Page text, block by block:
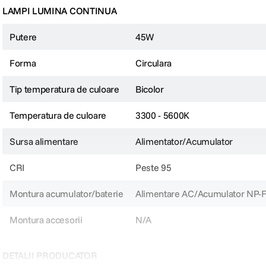
LAMPI LUMINA CONTINUA
Putere 45W
Forma Circulara
Tip temperatura de culoare Bicolor
Temperatura de culoare 3300 - 5600K
Sursa alimentare Alimentator/Acumulator
CRI Peste 95
Montura acumulator/baterie Alimentare AC/Acumulator NP-F
Montura accesorii N/A
DETALII PRODUCATOR